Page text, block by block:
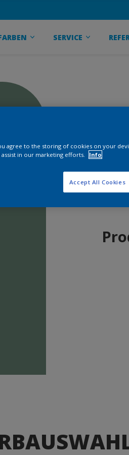
SERVICE
agree to the storing of cookies on your
in our marketing efforts.
Info
Accept All Cookies